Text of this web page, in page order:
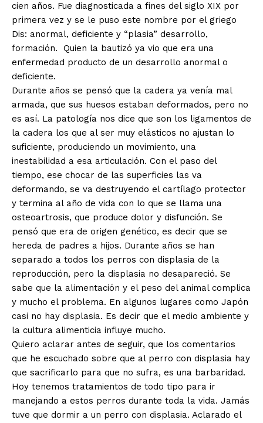
cien años. Fue diagnosticada a fines del siglo XIX por
primera vez y se le puso este nombre por el griego
Dis: anormal, deficiente y “plasia” desarrollo,
formación. Quien la bautizó ya vio que era una
enfermedad producto de un desarrollo anormal o
deficiente.
Durante años se pensó que la cadera ya venía mal
armada, que sus huesos estaban deformados, pero no
es así. La patología nos dice que son los ligamentos de
la cadera los que al ser muy elásticos no ajustan lo
suficiente, produciendo un movimiento, una
inestabilidad a esa articulación. Con el paso del
tiempo, ese chocar de las superficies las va
deformando, se va destruyendo el cartílago protector
y termina al año de vida con lo que se llama una
osteoartrosis, que produce dolor y disfunción. Se
pensó que era de origen genético, es decir que se
hereda de padres a hijos. Durante años se han
separado a todos los perros con displasia de la
reproducción, pero la displasia no desapareció. Se
sabe que la alimentación y el peso del animal complica
y mucho el problema. En algunos lugares como Japón
casi no hay displasia. Es decir que el medio ambiente y
la cultura alimenticia influye mucho.
Quiero aclarar antes de seguir, que los comentarios
que he escuchado sobre que al perro con displasia hay
que sacrificarlo para que no sufra, es una barbaridad.
Hoy tenemos tratamientos de todo tipo para ir
manejando a estos perros durante toda la vida. Jamás
tuve que dormir a un perro con displasia. Aclarado el